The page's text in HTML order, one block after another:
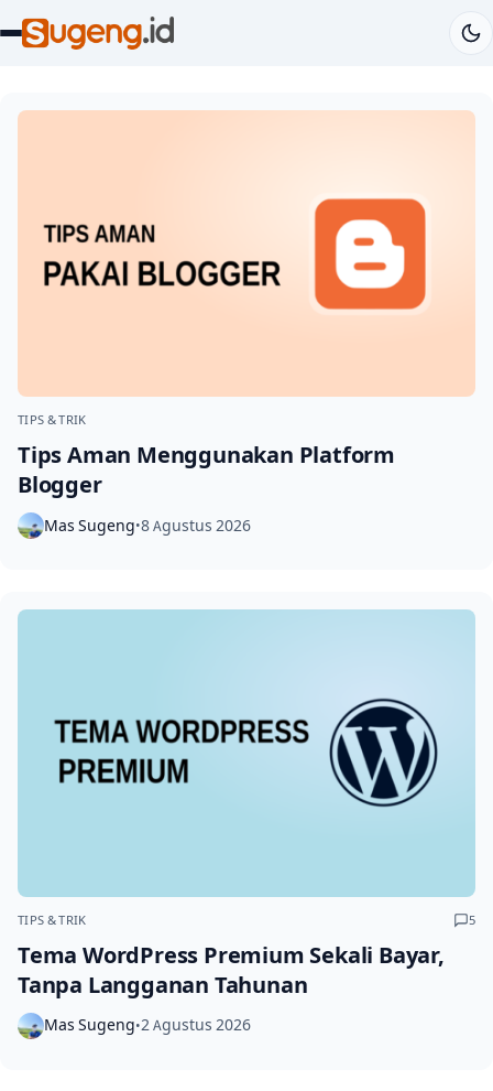
TIPS & TRIK
Tips Aman Menggunakan Platform
Blogger
Mas Sugeng•8 Agustus 2026
TIPS & TRIK 5
Tema WordPress Premium Sekali Bayar,
Tanpa Langganan Tahunan
Mas Sugeng•2 Agustus 2026